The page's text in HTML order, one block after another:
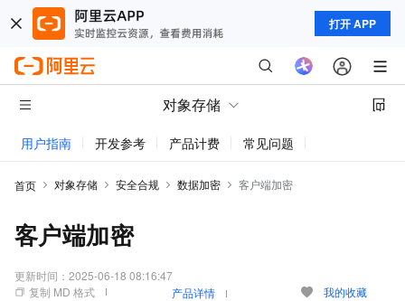
打开 APP
对象存储
用户指南 开发参考 产品计费 常见问题
首页 对象存储 安全合规 数据加密 客户端加密
客户端加密
更新时间： 2025-06-18 08:16:47
复制 MD 格式
产品详情 我的收藏